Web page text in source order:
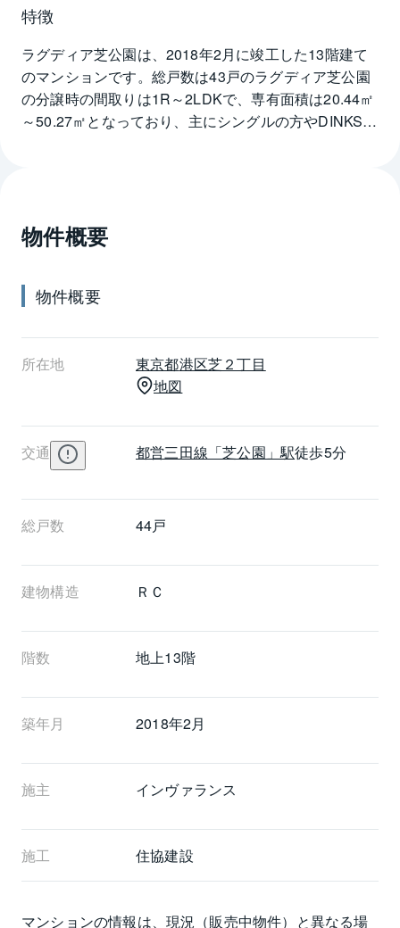
特徴
ラグディア芝公園は、2018年2月に竣工した13階建て
のマンションです。総戸数は43戸のラグディア芝公園
の分譲時の間取りは1R～2LDKで、専有面積は20.44㎡
～50.27㎡となっており、主にシングルの方やDINKS向
配置した飾り壁が目を引く、モダンで高級感ある空間
となっています。専用アプリをダウンロードすると、
など、様々な便利な機能がついています。敷地内には
モニター付きオートロックシステムや防犯カメラなど
が大切な住まいの安全を守ります。ラグディア芝公園
の最寄り駅は、都営三田線の芝公園駅で徒歩5分、他に
学、お出かけにも便利です。マンション周辺にはスー
パーやコンビニエンスストアなどの商業施設や、飲食
が充実しています。
物件概要
物件概要
所在地 東京都港区芝２丁目
地図
交通 都営三田線 「芝公園」駅徒歩5分
総戸数 44戸
建物構造 ＲＣ
階数 地上13階
築年月 2018年2月
施主 インヴァランス
施工 住協建設
マンションの情報は、現況（販売中物件）と異なる場